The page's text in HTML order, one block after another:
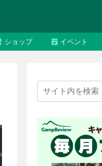
ショップ イベント